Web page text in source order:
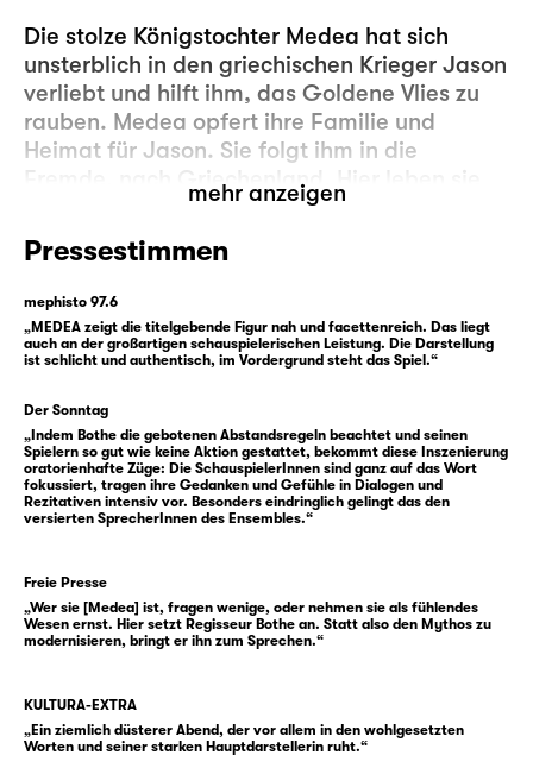
Die stolze Königstochter Medea hat sich
unsterblich in den griechischen Krieger Jason
verliebt und hilft ihm, das Goldene Vlies zu
rauben. Medea opfert ihre Familie und
Heimat für Jason. Sie folgt ihm in die
Fremde, nach Griechenland. Hier leben sie
glücklich, hier kommen ihre Kinder zur Welt.
Doch als sich Jason eine höhere Stellung am
Hofe König Kreons erhofft, wendet er sich
schließlich dessen junger Tochter zu und lässt
Medea und seine Familie im Stich. Medea
verzweifelt. Sie findet sich allein in einem
gesamte Zukunft baute. Für Jason hat sie
alles geopfert. Jetzt will man sie, durch
Treuebruch, Verrat und Entzug ihrer Rechte,
zum Exil zwingen, besser noch zur
Selbstauslöschung. In die Ecke gedrängt,
ihre eigenen Kinder.
Wer ist Medea? Euripides konfrontiert uns mit
einer Figur, die uns – auch über 2.400 Jahre
erscheint. Medea ist sich ihrer grausamen Tat
bewusst. Sie denkt sie. Sie formuliert sie. Sie
erschrickt vor ihr als letztlich irrationalem
mehr anzeigen
Pressestimmen
mephisto 97.6
„MEDEA zeigt die titelgebende Figur nah und facettenreich. Das liegt
auch an der großartigen schauspielerischen Leistung. Die Darstellung
ist schlicht und authentisch, im Vordergrund steht das Spiel.“
Der Sonntag
„Indem Bothe die gebotenen Abstandsregeln beachtet und seinen
Spielern so gut wie keine Aktion gestattet, bekommt diese Inszenierung
oratorienhafte Züge: Die SchauspielerInnen sind ganz auf das Wort
fokussiert, tragen ihre Gedanken und Gefühle in Dialogen und
Rezitativen intensiv vor. Besonders eindringlich gelingt das den
versierten SprecherInnen des Ensembles.“
Freie Presse
„Wer sie [Medea] ist, fragen wenige, oder nehmen sie als fühlendes
Wesen ernst. Hier setzt Regisseur Bothe an. Statt also den Mythos zu
modernisieren, bringt er ihn zum Sprechen.“
KULTURA-EXTRA
„Ein ziemlich düsterer Abend, der vor allem in den wohlgesetzten
Worten und seiner starken Hauptdarstellerin ruht.“